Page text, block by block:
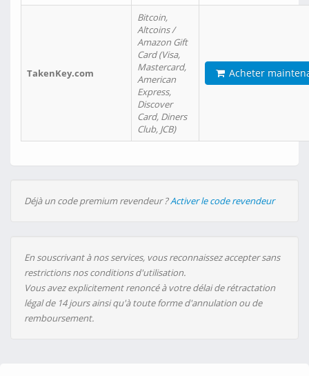
TakenKey.com
Bitcoin,
Altcoins /
Amazon Gift
Card (Visa,
Mastercard,
American
Express,
Discover
Card, Diners
Club, JCB)
Acheter
Déjà un code premium revendeur ?Activer le code revendeur
En souscrivant à nos services, vous reconnaissez accepter sans
restrictions nos conditions d'utilisation.
Vous avez explicitement renoncé à votre délai de rétractation
légal de 14 jours ainsi qu'à toute forme d'annulation ou de
remboursement.